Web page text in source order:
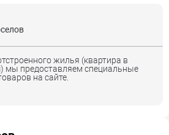
жилья (квартира в
мы предоставляем специальные
на сайте.